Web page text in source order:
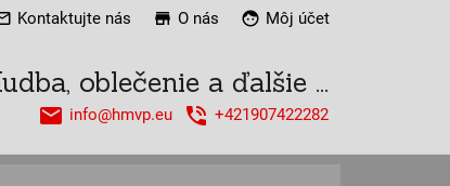
Kontaktujte nás store O nás face Môj účet
oblečenie a ďalšie ...
info@hmvp.eu
email +421907422282
phone_in_talk